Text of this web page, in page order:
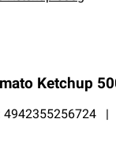
Ketchup
4942355256724
|